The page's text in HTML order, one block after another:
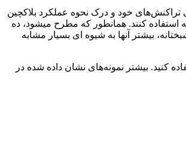
تراکنش‌های خود و درک نحوه عملکرد بلاکچین
استفاده کنند. همانطور که مطرح میشود، ده
بیشتر آنها به شیوه ای بسیار مشابه
کنید. بیشتر نمونه‌های نشان داده شده در